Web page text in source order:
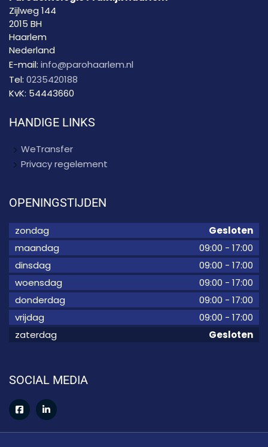
Zijlweg 144
2015 BH
Haarlem
Nederland
E-mail: info@parohaarlem.nl
Tel: 0235420188
KvK: 54443660
HANDIGE LINKS
WeTransfer
Privacy regelement
OPENINGSTIJDEN
zondag
Gesloten
maandag
09:00 - 17:00
dinsdag
09:00 - 17:00
woensdag
09:00 - 17:00
donderdag
09:00 - 17:00
vrijdag
09:00 - 17:00
zaterdag
Gesloten
SOCIAL MEDIA